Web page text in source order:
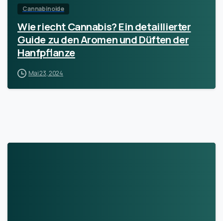
Cannabinoide
Wie riecht Cannabis? Ein detaillierter
Guide zu den Aromen und Düften der
Hanfpflanze
Mai 23, 2024